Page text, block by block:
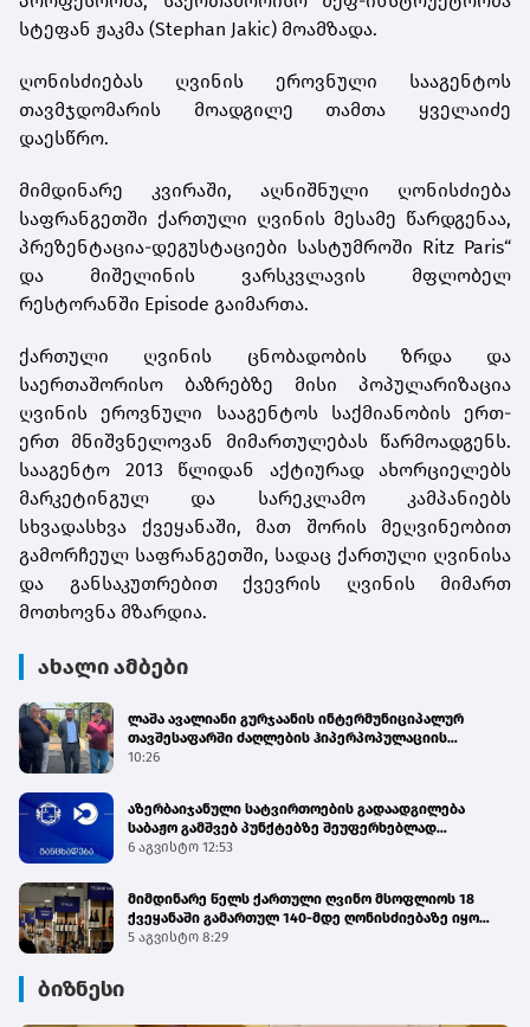
სტეფან ჟაკმა (Stephan Jakic) მოამზადა.
ღონისძიებას ღვინის ეროვნული სააგენტოს
თავმჯდომარის მოადგილე თამთა ყველაიძე
დაესწრო.
მიმდინარე კვირაში, აღნიშნული ღონისძიება
საფრანგეთში ქართული ღვინის მესამე წარდგენაა,
პრეზენტაცია-დეგუსტაციები სასტუმროში Ritz Paris“
და მიშელინის ვარსკვლავის მფლობელ
რესტორანში Episode გაიმართა.
ქართული ღვინის ცნობადობის ზრდა და
საერთაშორისო ბაზრებზე მისი პოპულარიზაცია
ღვინის ეროვნული სააგენტოს საქმიანობის ერთ-
ერთ მნიშვნელოვან მიმართულებას წარმოადგენს.
სააგენტო 2013 წლიდან აქტიურად ახორციელებს
მარკეტინგულ და სარეკლამო კამპანიებს
სხვადასხვა ქვეყანაში, მათ შორის მეღვინეობით
გამორჩეულ საფრანგეთში, სადაც ქართული ღვინისა
და განსაკუთრებით ქვევრის ღვინის მიმართ
მოთხოვნა მზარდია.
ახალი ამბები
ლაშა ავალიანი გურჯაანის ინტერმუნიციპალურ
თავშესაფარში ძაღლების ჰიპერპოპულაციის
მართვის პროგრამის მიმდინარეობას გაეცნო
10:26
აზერბაიჯანული სატვირთოების გადაადგილება
საბაჟო გამშვებ პუნქტებზე შეუფერხებლად
მიმდინარეობს - შემოსავლების სამსახური
6 აგვისტო 12:53
მიმდინარე წელს ქართული ღვინო მსოფლიოს 18
ქვეყანაში გამართულ 140-მდე ღონისძიებაზე იყო
წარმოდგენილი
5 აგვისტო 8:29
ბიზნესი